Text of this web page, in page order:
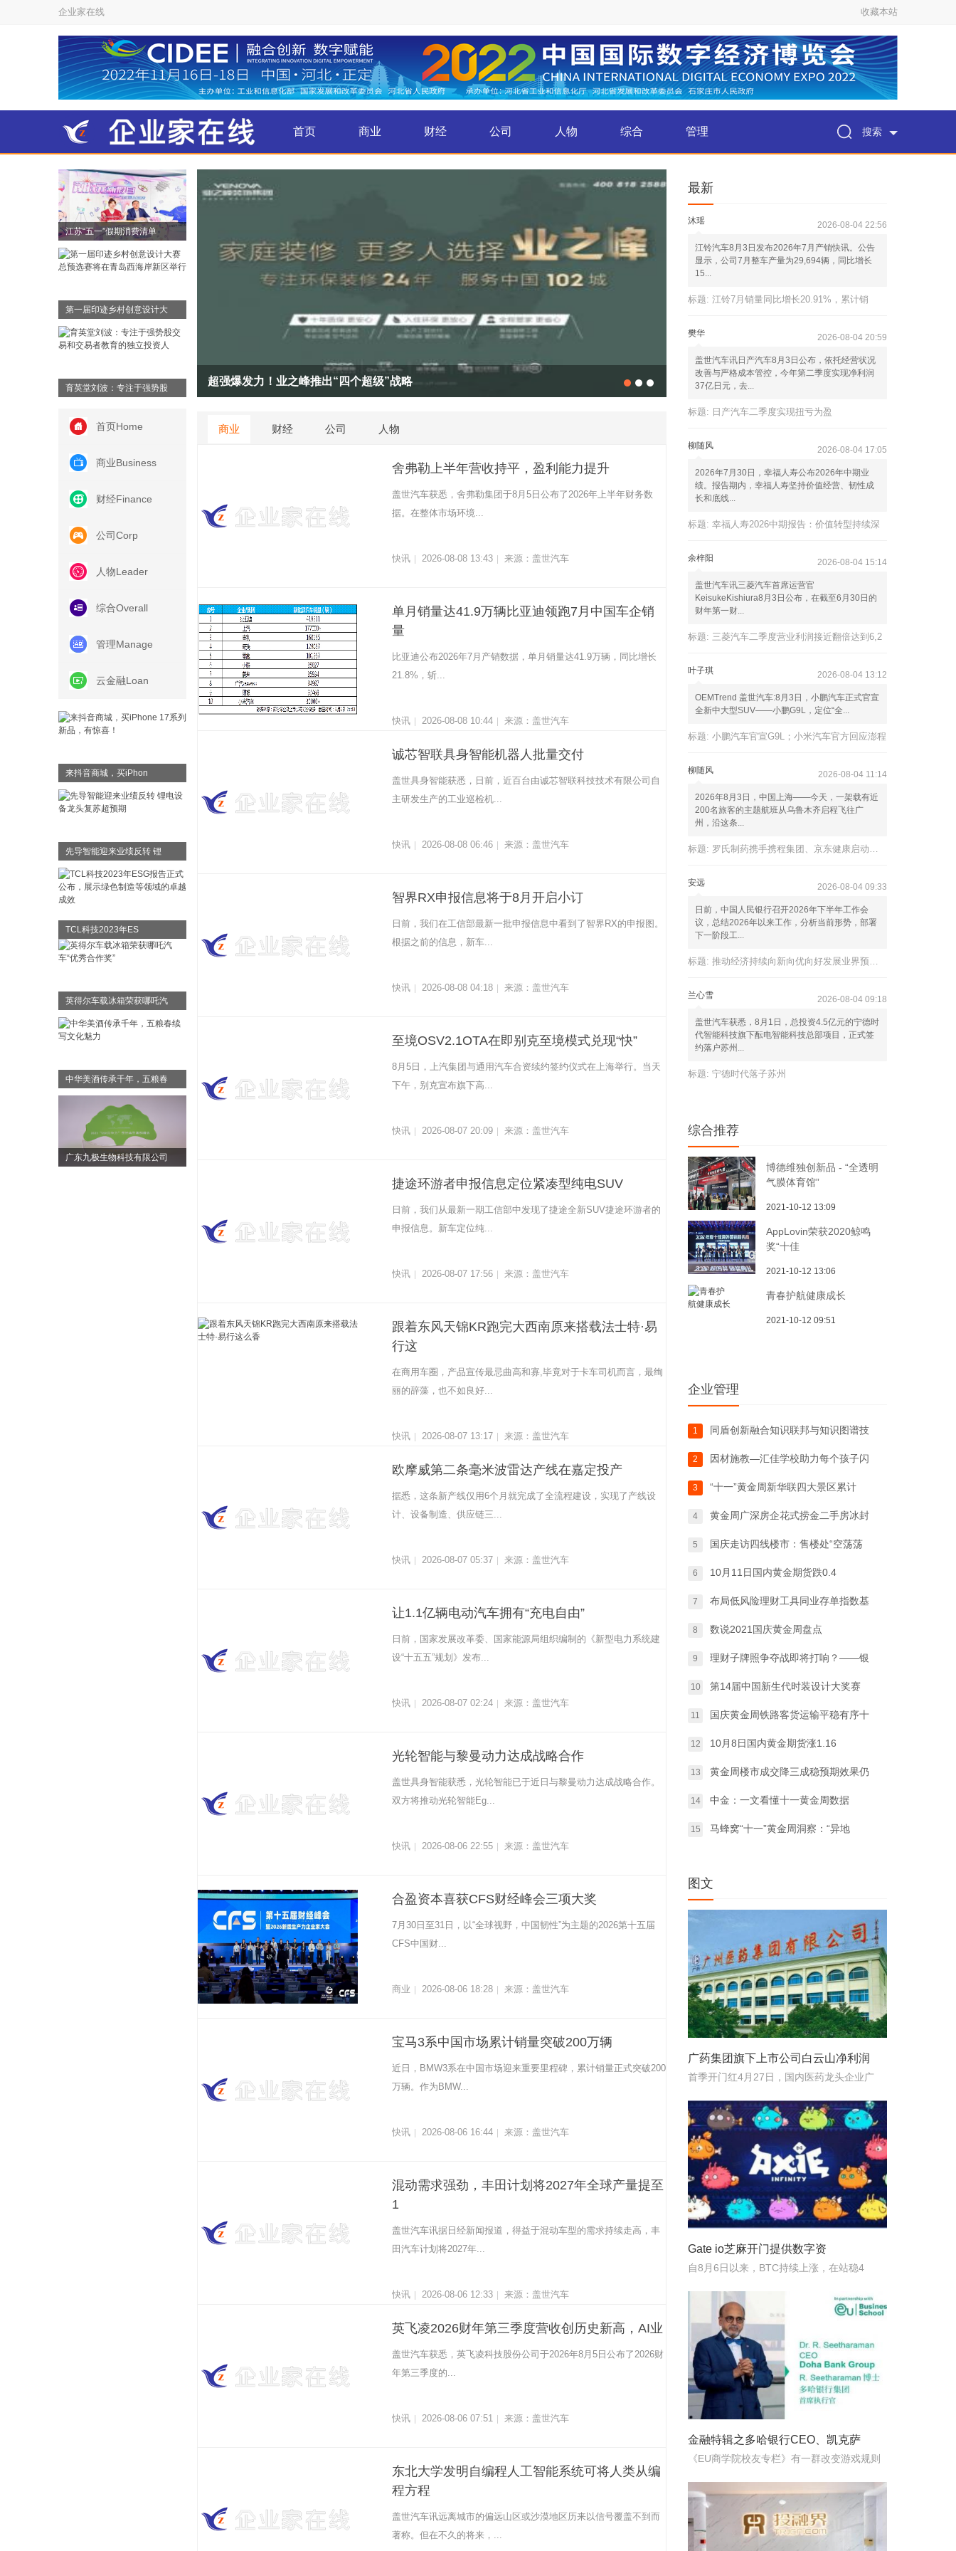
企业家在线 收藏本站
首页 商业 财经 公司 人物 综合 管理 搜索
江苏“五一”假期消费清单
第一届印迹乡村创意设计大
育英堂刘波：专注于强势股
首页Home
商业Business
财经Finance
公司Corp
人物Leader
综合Overall
管理Manage
云金融Loan
来抖音商城，买iPhon
先导智能迎来业绩反转 锂
TCL科技2023年ES
英得尔车载冰箱荣获哪吒汽
中华美酒传承千年，五粮春
广东九极生物科技有限公司
超强爆发力！业之峰推出“四个超级”战略 经通天下董事长颜谷香：未来的风口到底在哪里？
商业 财经 公司 人物
舍弗勒上半年营收持平，盈利能力提升
盖世汽车获悉，舍弗勒集团于8月5日公布了2026年上半年财务数
据。在整体市场环境...
快讯 2026-08-08 13:43 来源：盖世汽车
单月销量达41.9万辆比亚迪领跑7月中国车企销
量
比亚迪公布2026年7月产销数据，单月销量达41.9万辆，同比增长
21.8%，斩...
快讯 2026-08-08 10:44 来源：盖世汽车
诚芯智联具身智能机器人批量交付
盖世具身智能获悉，日前，近百台由诚芯智联科技技术有限公司自
主研发生产的工业巡检机...
快讯 2026-08-08 06:46 来源：盖世汽车
智界RX申报信息将于8月开启小订
日前，我们在工信部最新一批申报信息中看到了智界RX的申报图。
根据之前的信息，新车...
快讯 2026-08-08 04:18 来源：盖世汽车
至境OSV2.1OTA在即别克至境模式兑现“快”
8月5日，上汽集团与通用汽车合资续约签约仪式在上海举行。当天
下午，别克宣布旗下高...
快讯 2026-08-07 20:09 来源：盖世汽车
捷途环游者申报信息定位紧凑型纯电SUV
日前，我们从最新一期工信部中发现了捷途全新SUV捷途环游者的
申报信息。新车定位纯...
快讯 2026-08-07 17:56 来源：盖世汽车
跟着东风天锦KR跑完大西南原来搭载法士特·易
行这
在商用车圈，产品宣传最忌曲高和寡,毕竟对于卡车司机而言，最绚
丽的辞藻，也不如良好...
快讯 2026-08-07 13:17 来源：盖世汽车
欧摩威第二条毫米波雷达产线在嘉定投产
据悉，这条新产线仅用6个月就完成了全流程建设，实现了产线设
计、设备制造、供应链三...
快讯 2026-08-07 05:37 来源：盖世汽车
让1.1亿辆电动汽车拥有“充电自由”
日前，国家发展改革委、国家能源局组织编制的《新型电力系统建
设“十五五”规划》发布...
快讯 2026-08-07 02:24 来源：盖世汽车
光轮智能与黎曼动力达成战略合作
盖世具身智能获悉，光轮智能已于近日与黎曼动力达成战略合作。
双方将推动光轮智能Eg...
快讯 2026-08-06 22:55 来源：盖世汽车
合盈资本喜获CFS财经峰会三项大奖
7月30日至31日，以“全球视野，中国韧性”为主题的2026第十五届
CFS中国财...
商业 2026-08-06 18:28 来源：盖世汽车
宝马3系中国市场累计销量突破200万辆
近日，BMW3系在中国市场迎来重要里程碑，累计销量正式突破200
万辆。作为BMW...
快讯 2026-08-06 16:44 来源：盖世汽车
混动需求强劲，丰田计划将2027年全球产量提至
1
盖世汽车讯据日经新闻报道，得益于混动车型的需求持续走高，丰
田汽车计划将2027年...
快讯 2026-08-06 12:33 来源：盖世汽车
英飞凌2026财年第三季度营收创历史新高，AI业
盖世汽车获悉，英飞凌科技股份公司于2026年8月5日公布了2026财
年第三季度的...
快讯 2026-08-06 07:51 来源：盖世汽车
东北大学发明自编程人工智能系统可将人类从编
程方程
盖世汽车讯远离城市的偏远山区或沙漠地区历来以信号覆盖不到而
著称。但在不久的将来，...
最新
沐瑶 2026-08-04 22:56
江铃汽车8月3日发布2026年7月产销快讯。公告
显示，公司7月整车产量为29,694辆，同比增长
15...
标题: 江铃7月销量同比增长20.91%，累计销
樊华 2026-08-04 20:59
盖世汽车讯日产汽车8月3日公布，依托经营状况
改善与严格成本管控，今年第二季度实现净利润
37亿日元，去...
标题: 日产汽车二季度实现扭亏为盈
柳随风 2026-08-04 17:05
2026年7月30日，幸福人寿公布2026年中期业
绩。报告期内，幸福人寿坚持价值经营、韧性成
长和底线...
标题: 幸福人寿2026中期报告：价值转型持续深
余梓阳 2026-08-04 15:14
盖世汽车讯三菱汽车首席运营官
KeisukeKishiura8月3日公布，在截至6月30日的
财年第一财...
标题: 三菱汽车二季度营业利润接近翻倍达到6,2
叶子琪 2026-08-04 13:12
OEMTrend 盖世汽车:8月3日，小鹏汽车正式官宣
全新中大型SUV——小鹏G9L，定位“全...
标题: 小鹏汽车官宣G9L；小米汽车官方回应澎程
柳随风 2026-08-04 11:14
2026年8月3日，中国上海——今天，一架载有近
200名旅客的主题航班从乌鲁木齐启程飞往广
州，沿这条...
标题: 罗氏制药携手携程集团、京东健康启动暑期出
安远 2026-08-04 09:33
日前，中国人民银行召开2026年下半年工作会
议，总结2026年以来工作，分析当前形势，部署
下一阶段工...
标题: 推动经济持续向新向优向好发展业界预计降准
兰心雪 2026-08-04 09:18
盖世汽车获悉，8月1日，总投资4.5亿元的宁德时
代智能科技旗下酝电智能科技总部项目，正式签
约落户苏州...
标题: 宁德时代落子苏州
综合推荐
博德维独创新品 - “全透明
气膜体育馆”
2021-10-12 13:09
AppLovin荣获2020鲸鸣
奖“十佳
2021-10-12 13:06
青春护航健康成长
2021-10-12 09:51
企业管理
1 同盾创新融合知识联邦与知识图谱技
2 因材施教—汇佳学校助力每个孩子闪
3 “十一”黄金周新华联四大景区累计
4 黄金周广深房企花式捞金二手房冰封
5 国庆走访四线楼市：售楼处“空荡荡
6 10月11日国内黄金期货跌0.4
7 布局低风险理财工具同业存单指数基
8 数说2021国庆黄金周盘点
9 理财子牌照争夺战即将打响？——银
10 第14届中国新生代时装设计大奖赛
11 国庆黄金周铁路客货运输平稳有序十
12 10月8日国内黄金期货涨1.16
13 黄金周楼市成交降三成稳预期效果仍
14 中金：一文看懂十一黄金周数据
15 马蜂窝“十一”黄金周洞察：“异地
图文
广药集团旗下上市公司白云山净利润
首季开门红4月27日，国内医药龙头企业广
Gate io芝麻开门提供数字资
自8月6日以来，BTC持续上涨，在站稳4
金融特辑之多哈银行CEO、凯克萨
《EU商学院校友专栏》有一群改变游戏规则